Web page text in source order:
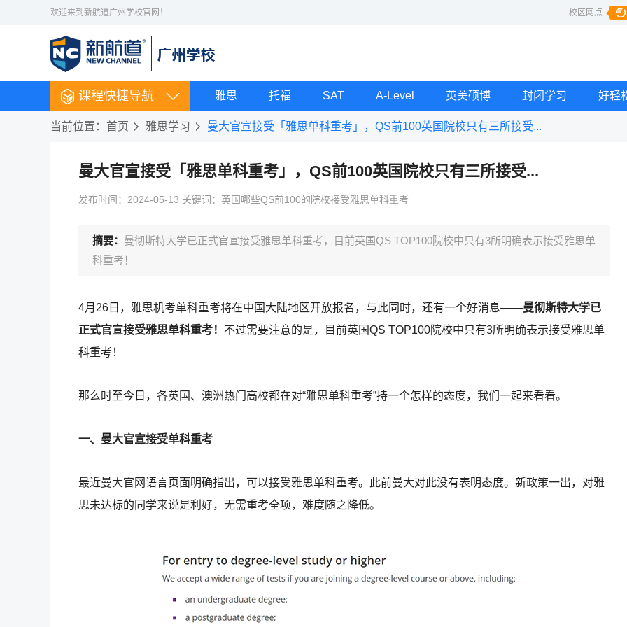
欢迎来到新航道广州学校官网！ 校区网点
课程快捷导航 雅思 托福 SAT A-Level 英美硕博 封闭学习 好轻
当前位置： 首页 雅思学习 曼大官宣接受「雅思单科重考」，QS前100英国院校只有三所接受...
曼大官宣接受「雅思单科重考」，QS前100英国院校只有三所接受...
发布时间：2024-05-13 关键词：英国哪些QS前100的院校接受雅思单科重考
摘要： 曼彻斯特大学已正式官宣接受雅思单科重考，目前英国QS TOP100院校中只有3所明确表示接受雅思单
科重考！
4月26日，雅思机考单科重考将在中国大陆地区开放报名，与此同时，还有一个好消息——曼彻斯特大学已
正式官宣接受雅思单科重考！ 不过需要注意的是，目前英国QS TOP100院校中只有3所明确表示接受雅思单
科重考！
那么时至今日，各英国、澳洲热门高校都在对“雅思单科重考”持一个怎样的态度，我们一起来看看。
一、曼大官宣接受单科重考
最近曼大官网语言页面明确指出，可以接受雅思单科重考。此前曼大对此没有表明态度。新政策一出，对雅
思未达标的同学来说是利好，无需重考全项，难度随之降低。